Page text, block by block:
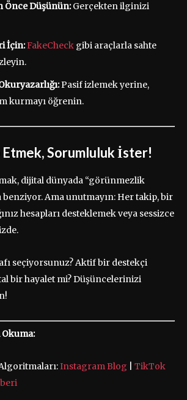
Önce Düşünün:Gerçekten ilginizi
İçin:FakeCheck gibi araçlarla sahte
Pasif izlemek yerine,
kurmayı öğrenin.
Etmek, Sorumluluk İster!
dijital dünyada “görünmezlik
Ama unutmayın: Her takip, bir
hesapları desteklemek veya sessizce
seçiyorsunuz? Aktif bir destekçi
bir hayalet mi? Düşüncelerinizi
Instagram Blog
TikTok